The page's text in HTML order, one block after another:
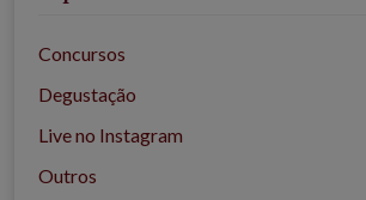
Concursos
Degustação
Live no Instagram
Outros